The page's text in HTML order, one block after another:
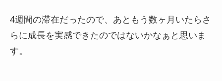
4週間の滞在だったので、あともう数ヶ月いたらさ
らに成長を実感できたのではないかなぁと思いま
す。